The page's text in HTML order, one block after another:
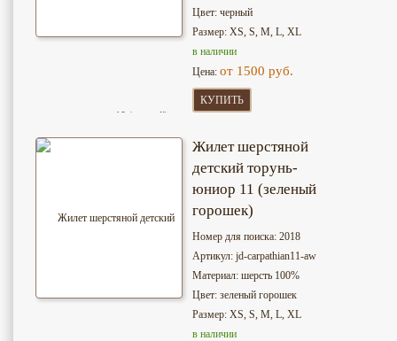
Цвет: черный
Размер: XS, S, M, L, XL
в наличии
Цена: от 1500 руб.
КУПИТЬ
Жилет шерстяной
детский торунь-
юниор 11 (зеленый
горошек)
Номер для поиска: 2018
Артикул: jd-сarpathian11-aw
Материал: шерсть 100%
Цвет: зеленый горошек
Размер: XS, S, M, L, XL
в наличии